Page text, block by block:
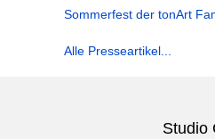
Sommerfest der tonArt
Alle Presseartikel...
Studio